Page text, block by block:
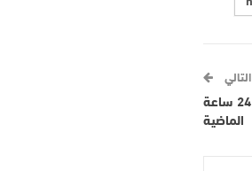
التالي
مقاييس الأمطار المسجلة بالمملكة خلال الـ 24 ساعة
الماضية